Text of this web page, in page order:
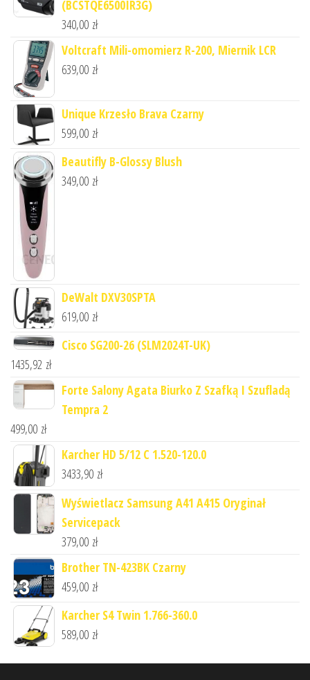
(BCSTQE6500IR3G)
340,00 zł
Voltcraft Mili-omomierz R-200, Miernik LCR
639,00 zł
Unique Krzesło Brava Czarny
599,00 zł
Beautifly B-Glossy Blush
349,00 zł
DeWalt DXV30SPTA
619,00 zł
Cisco SG200-26 (SLM2024T-UK)
1435,92 zł
Forte Salony Agata Biurko Z Szafką I Szufladą
Tempra 2
499,00 zł
Karcher HD 5/12 C 1.520-120.0
3433,90 zł
Wyświetlacz Samsung A41 A415 Oryginał
Servicepack
379,00 zł
Brother TN-423BK Czarny
459,00 zł
Karcher S4 Twin 1.766-360.0
589,00 zł